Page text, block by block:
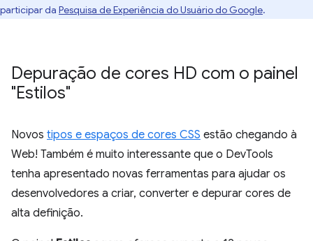
participar da Pesquisa de Experiência do Usuário do Google.
Depuração de cores HD com o painel
"Estilos"
Novos tipos e espaços de cores CSS estão chegando à
Web! Também é muito interessante que o DevTools
tenha apresentado novas ferramentas para ajudar os
desenvolvedores a criar, converter e depurar cores de
alta definição.